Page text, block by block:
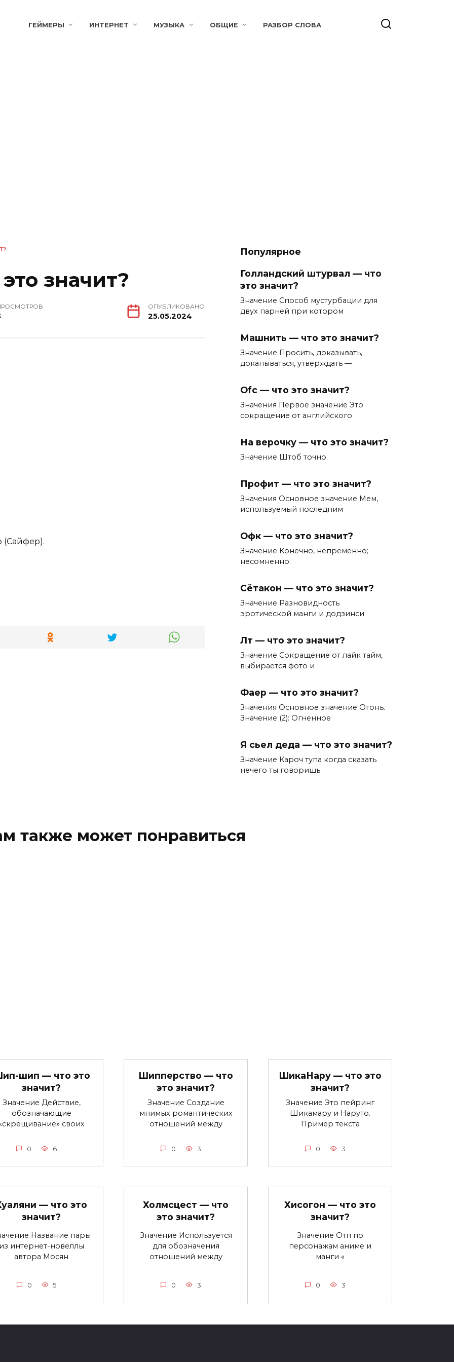
ГЕЙМЕРЫ ИНТЕРНЕТ МУЗЫКА ОБЩИЕ РАЗБОР СЛОВА
значит?
ОПУБЛИКОВАНО
25.05.2024
Популярное
Голландский штурвал — что
это значит?
Значение Способ мустурбации для
двух парней при котором
Машнить — что это значит?
Значение Просить, доказывать,
докапываться, утверждать —
Ofc — что это значит?
Значения Первое значение Это
сокращение от английского
На верочку — что это значит?
Значение Штоб точно.
Профит — что это значит?
Значения Основное значение Мем,
используемый последним
Офк — что это значит?
Значение Конечно, непременно;
несомненно.
Сётакон — что это значит?
Значение Разновидность
эротической манги и додзинси
Лт — что это значит?
Значение Сокращение от лайк тайм,
выбирается фото и
Фаер — что это значит?
Значения Основное значение Огонь.
Значение (2): Огненное
Я сьел деда — что это значит?
Значение Кароч тупа когда сказать
нечего ты говоришь
также может понравиться
шип — что это
значит?
Значение Действие,
обозначающие
своих
0 6
Шипперство — что
это значит?
Значение Создание
мнимых романтических
отношений между
0 3
ШикаНару — что это
значит?
Значение Это пейринг
Шикамару и Наруто.
Пример текста
0 3
— что это
значит?
Название пары
интернет-новеллы
автора Мосян
0 5
Холмсцест — что
это значит?
Значение Используется
для обозначения
отношений между
0 3
Хисогон — что это
значит?
Значение Отп по
персонажам аниме и
манги «
0 3